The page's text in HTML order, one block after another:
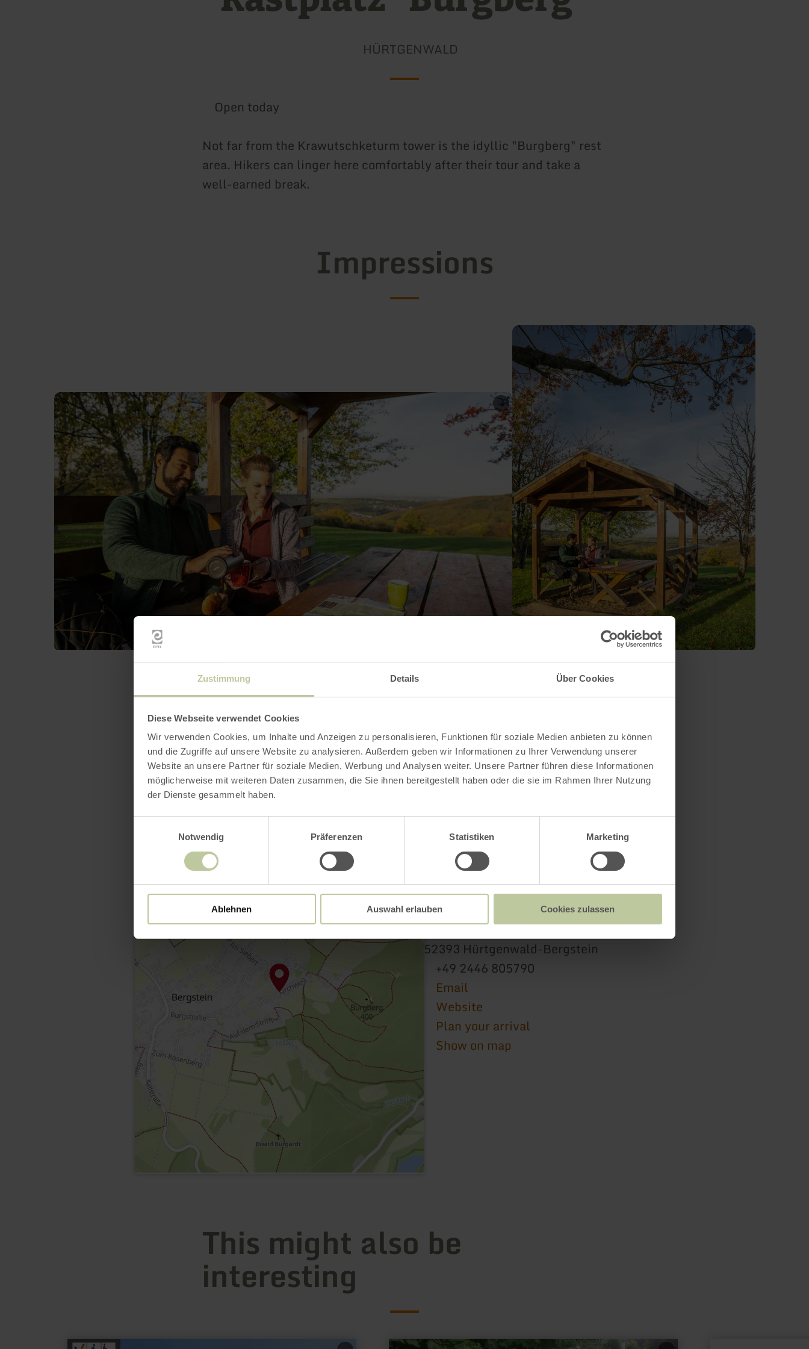
Zustimmung Details Über Cookies
Diese Webseite verwendet Cookies
Wir verwenden Cookies, um Inhalte und Anzeigen zu personalisieren, Funktionen für soziale Medien anbieten zu können
und die Zugriffe auf unsere Website zu analysieren. Außerdem geben wir Informationen zu Ihrer Verwendung unserer
Website an unsere Partner für soziale Medien, Werbung und Analysen weiter. Unsere Partner führen diese Informationen
möglicherweise mit weiteren Daten zusammen, die Sie ihnen bereitgestellt haben oder die sie im Rahmen Ihrer Nutzung
der Dienste gesammelt haben.
Notwendig
Präferenzen Statistiken Marketing
Ablehnen Auswahl erlauben Cookies zulassen
HÜRTGENWALD
Open today
Not far from the Krawutschketurm tower is the idyllic "Burgberg" rest
area. Hikers can linger here comfortably after their tour and take a
well-earned break.
Impressions
Rastplatz "Burgberg"
Burgstr.
52393 Hürtgenwald-Bergstein
+49 2446 805790
Email
Website
Plan your arrival
Show on map
This might also be
interesting
learn
learn